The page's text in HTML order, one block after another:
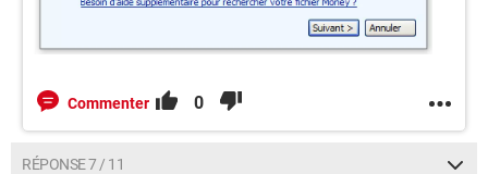
Commenter 0
RÉPONSE 7 / 11